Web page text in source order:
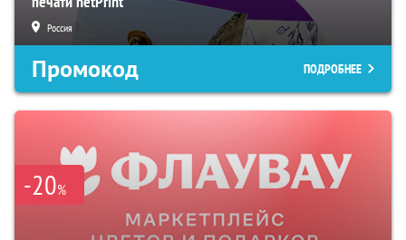
Россия
Промокод ПОДРОБНЕЕ
-20%